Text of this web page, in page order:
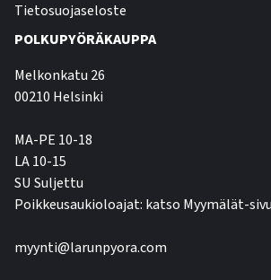
Tietosuojaseloste
POLKUPYÖRÄKAUPPA
Melkonkatu 26
00210 Helsinki
MA-PE 10-18
LA 10-15
SU Suljettu
Poikkeusaukioloajat: katso Myymälät-
myynti@larunpyora.com